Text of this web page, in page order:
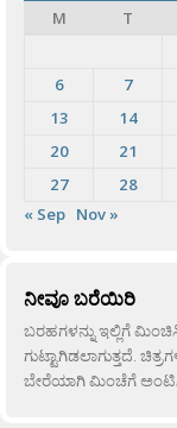
M
T
6
7
13
14
20
21
27
28
« Sep Nov »
ನೀವೂ ಬರೆಯಿರಿ
ಬರಹಗಳನ್ನು ಇಲ್ಲಿಗೆ
ಗುಟ್ಟಾಗಿಡಲಾಗುತ್ತದೆ.
ಬೇರೆಯಾಗಿ ಮಿಂಚೆಗೆ